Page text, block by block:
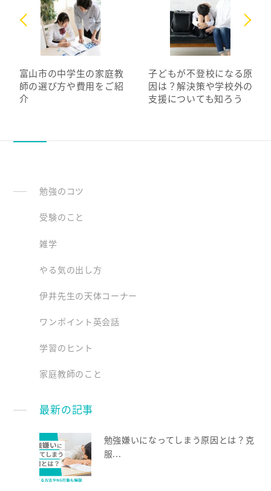
富山市の中学生の家庭教
師の選び方や費用をご紹
介
子どもが不登校になる原
因は？解決策や学校外の
支援についても知ろう
勉強のコツ
受験のこと
雑学
やる気の出し方
伊井先生の天体コーナー
ワンポイント英会話
学習のヒント
家庭教師のこと
最新の記事
勉強嫌いになってしまう原因とは？克
服...